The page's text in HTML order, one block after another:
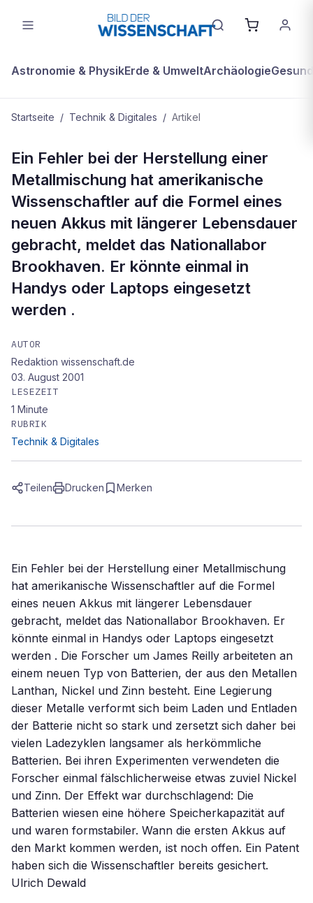
Astronomie & PhysikErde & UmweltArchäologie
Startseite / Technik & Digitales / Artikel
Der Zufall half bei der Entwicklung
neuer Akkus
Ein Fehler bei der Herstellung einer
Metallmischung hat amerikanische
Wissenschaftler auf die Formel eines
neuen Akkus mit längerer Lebensdauer
gebracht, meldet das Nationallabor
Brookhaven. Er könnte einmal in
Handys oder Laptops eingesetzt
werden .
AUTOR
Redaktion wissenschaft.de
03. August 2001
LESEZEIT
1 Minute
RUBRIK
Technik & Digitales
Teilen Drucken Merken
Ein Fehler bei der Herstellung einer Metallmischung
hat amerikanische Wissenschaftler auf die Formel
eines neuen Akkus mit längerer Lebensdauer
gebracht, meldet das Nationallabor Brookhaven. Er
könnte einmal in Handys oder Laptops eingesetzt
werden . Die Forscher um James Reilly arbeiteten an
einem neuen Typ von Batterien, der aus den Metallen
Lanthan, Nickel und Zinn besteht. Eine Legierung
dieser Metalle verformt sich beim Laden und Entladen
der Batterie nicht so stark und zersetzt sich daher bei
vielen Ladezyklen langsamer als herkömmliche
Batterien. Bei ihren Experimenten verwendeten die
Forscher einmal fälschlicherweise etwas zuviel Nickel
und Zinn. Der Effekt war durchschlagend: Die
Batterien wiesen eine höhere Speicherkapazität auf
und waren formstabiler. Wann die ersten Akkus auf
den Markt kommen werden, ist noch offen. Ein Patent
haben sich die Wissenschaftler bereits gesichert.
Ulrich Dewald